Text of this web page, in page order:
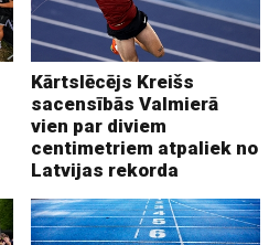
Kārtslēcējs Kreišs
sacensībās Valmierā
vien par diviem
centimetriem atpaliek no
Latvijas rekorda